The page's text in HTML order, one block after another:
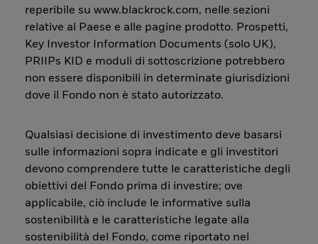
reperibile su www.blackrock.com, nelle sezioni
relative al Paese e alle pagine prodotto. Prospetti,
Key Investor Information Documents (solo UK),
PRIIPs KID e moduli di sottoscrizione potrebbero
non essere disponibili in determinate giurisdizioni
dove il Fondo non è stato autorizzato.
Qualsiasi decisione di investimento deve basarsi
sulle informazioni sopra indicate e gli investitori
devono comprendere tutte le caratteristiche degli
obiettivi del Fondo prima di investire; ove
applicabile, ciò include le informative sulla
sostenibilità e le caratteristiche legate alla
sostenibilità del Fondo, come riportato nel